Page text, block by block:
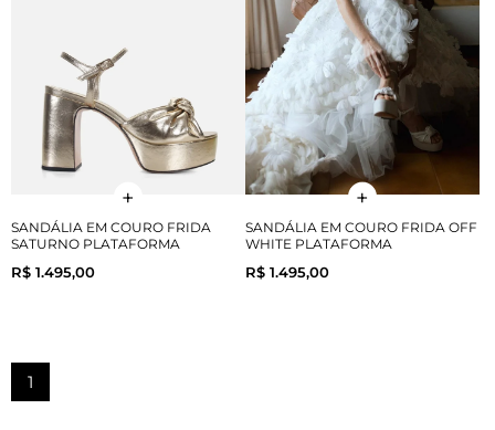
SANDÁLIA EM COURO FRIDA
SATURNO PLATAFORMA
R$ 1.495,00
SANDÁLIA EM COURO FRIDA OFF
WHITE PLATAFORMA
R$ 1.495,00
1